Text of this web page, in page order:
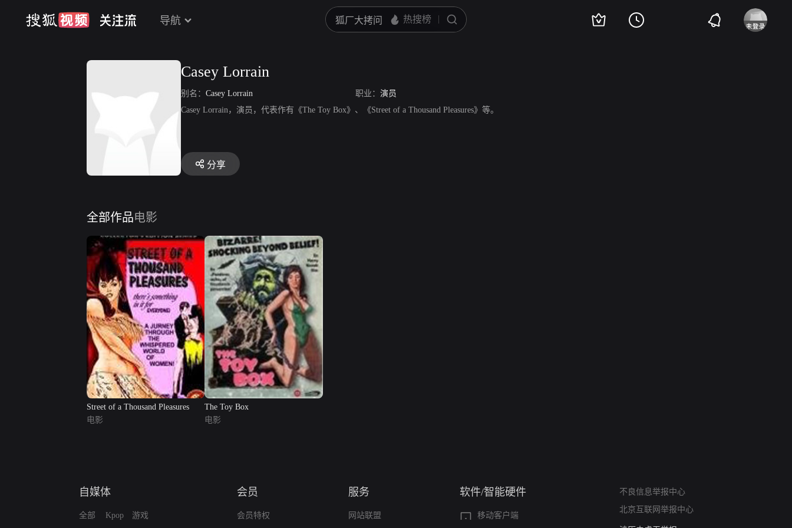
导航
Casey Lorrain
别名： Casey Lorrain 职业： 演员
Casey Lorrain，演员，代表作有《The Toy Box》、《Street of a Thousand Pleasures》等。
分享
全部作品电影
Street of a Thousand Pleasures
电影
The Toy Box
电影
自媒体
全部 Kpop 游戏
会员
会员特权
服务
网站联盟
软件/智能硬件
移动客户端
不良信息举报中心
北京互联网举报中心
亚运会举报专区